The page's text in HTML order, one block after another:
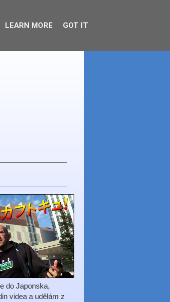
do Japonska,
videa a udělám z
LEARN MORE GOT IT